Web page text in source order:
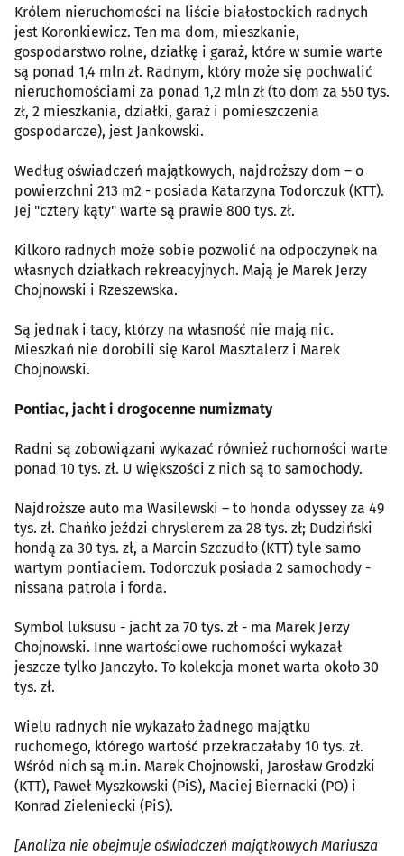
Królem nieruchomości na liście białostockich radnych
jest Koronkiewicz. Ten ma dom, mieszkanie,
gospodarstwo rolne, działkę i garaż, które w sumie warte
są ponad 1,4 mln zł. Radnym, który może się pochwalić
nieruchomościami za ponad 1,2 mln zł (to dom za 550 tys.
zł, 2 mieszkania, działki, garaż i pomieszczenia
gospodarcze), jest Jankowski.
Według oświadczeń majątkowych, najdroższy dom – o
powierzchni 213 m2 - posiada Katarzyna Todorczuk (KTT).
Jej "cztery kąty" warte są prawie 800 tys. zł.
Kilkoro radnych może sobie pozwolić na odpoczynek na
własnych działkach rekreacyjnych. Mają je Marek Jerzy
Chojnowski i Rzeszewska.
Są jednak i tacy, którzy na własność nie mają nic.
Mieszkań nie dorobili się Karol Masztalerz i Marek
Chojnowski.
Pontiac, jacht i drogocenne numizmaty
Radni są zobowiązani wykazać również ruchomości warte
ponad 10 tys. zł. U większości z nich są to samochody.
Najdroższe auto ma Wasilewski – to honda odyssey za 49
tys. zł. Chańko jeździ chryslerem za 28 tys. zł; Dudziński
hondą za 30 tys. zł, a Marcin Szczudło (KTT) tyle samo
wartym pontiaciem. Todorczuk posiada 2 samochody -
nissana patrola i forda.
Symbol luksusu - jacht za 70 tys. zł - ma Marek Jerzy
Chojnowski. Inne wartościowe ruchomości wykazał
jeszcze tylko Janczyło. To kolekcja monet warta około 30
tys. zł.
Wielu radnych nie wykazało żadnego majątku
ruchomego, którego wartość przekraczałaby 10 tys. zł.
Wśród nich są m.in. Marek Chojnowski, Jarosław Grodzki
(KTT), Paweł Myszkowski (PiS), Maciej Biernacki (PO) i
Konrad Zieleniecki (PiS).
[Analiza nie obejmuje oświadczeń majątkowych Mariusza